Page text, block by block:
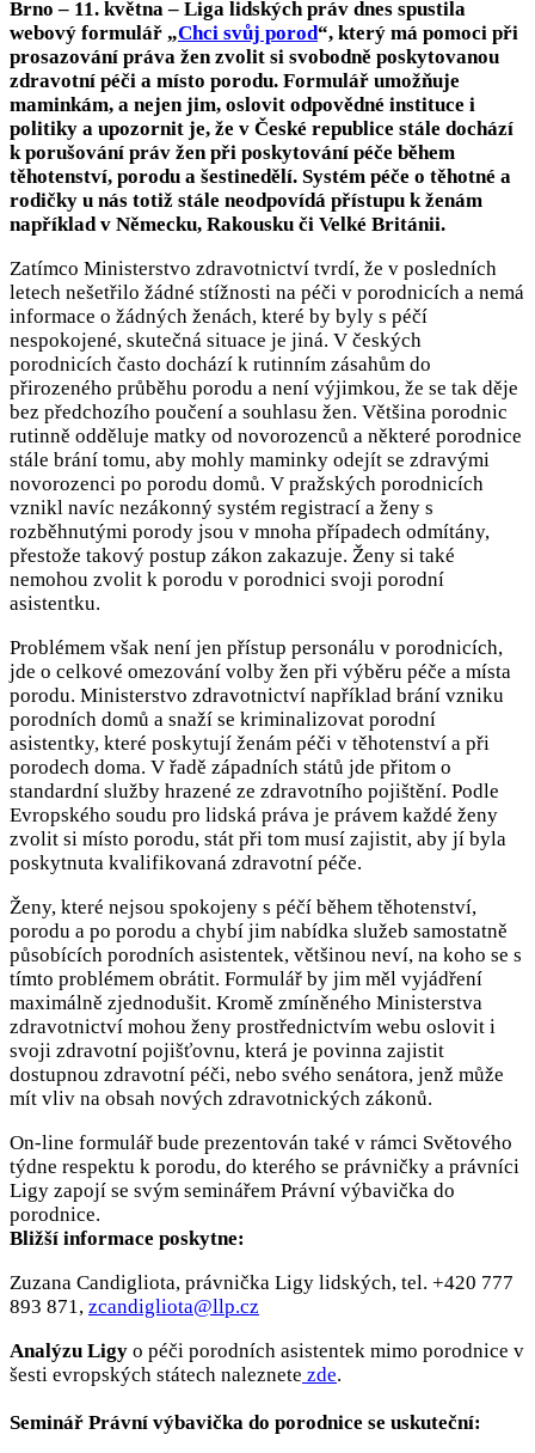
Brno – 11. května – Liga lidských práv dnes spustila
webový formulář „Chci svůj porod“, který má pomoci při
prosazování práva žen zvolit si svobodně poskytovanou
zdravotní péči a místo porodu. Formulář umožňuje
maminkám, a nejen jim, oslovit odpovědné instituce i
politiky a upozornit je, že v České republice stále dochází
k porušování práv žen při poskytování péče během
těhotenství, porodu a šestinedělí. Systém péče o těhotné a
rodičky u nás totiž stále neodpovídá přístupu k ženám
například v Německu, Rakousku či Velké Británii.
Zatímco Ministerstvo zdravotnictví tvrdí, že v posledních
letech nešetřilo žádné stížnosti na péči v porodnicích a nemá
informace o žádných ženách, které by byly s péčí
nespokojené, skutečná situace je jiná. V českých
porodnicích často dochází k rutinním zásahům do
přirozeného průběhu porodu a není výjimkou, že se tak děje
bez předchozího poučení a souhlasu žen. Většina porodnic
rutinně odděluje matky od novorozenců a některé porodnice
stále brání tomu, aby mohly maminky odejít se zdravými
novorozenci po porodu domů. V pražských porodnicích
vznikl navíc nezákonný systém registrací a ženy s
rozběhnutými porody jsou v mnoha případech odmítány,
přestože takový postup zákon zakazuje. Ženy si také
nemohou zvolit k porodu v porodnici svoji porodní
asistentku.
Problémem však není jen přístup personálu v porodnicích,
jde o celkové omezování volby žen při výběru péče a místa
porodu. Ministerstvo zdravotnictví například brání vzniku
porodních domů a snaží se kriminalizovat porodní
asistentky, které poskytují ženám péči v těhotenství a při
porodech doma. V řadě západních států jde přitom o
standardní služby hrazené ze zdravotního pojištění. Podle
Evropského soudu pro lidská práva je právem každé ženy
zvolit si místo porodu, stát při tom musí zajistit, aby jí byla
poskytnuta kvalifikovaná zdravotní péče.
Ženy, které nejsou spokojeny s péčí během těhotenství,
porodu a po porodu a chybí jim nabídka služeb samostatně
působících porodních asistentek, většinou neví, na koho se s
tímto problémem obrátit. Formulář by jim měl vyjádření
maximálně zjednodušit. Kromě zmíněného Ministerstva
zdravotnictví mohou ženy prostřednictvím webu oslovit i
svoji zdravotní pojišťovnu, která je povinna zajistit
dostupnou zdravotní péči, nebo svého senátora, jenž může
mít vliv na obsah nových zdravotnických zákonů.
On-line formulář bude prezentován také v rámci Světového
týdne respektu k porodu, do kterého se právničky a právníci
Ligy zapojí se svým seminářem Právní výbavička do
porodnice.
Bližší informace poskytne:
Zuzana Candigliota, právnička Ligy lidských, tel. +420 777
893 871, zcandigliota@llp.cz
Analýzu Ligy o péči porodních asistentek mimo porodnice v
šesti evropských státech naleznete zde.
Seminář Právní výbavička do porodnice se uskuteční: